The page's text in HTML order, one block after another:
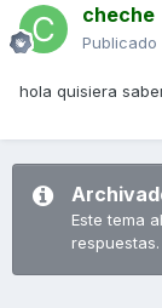
cheche
Publicado
hola quisiera
Este tema
respuestas.